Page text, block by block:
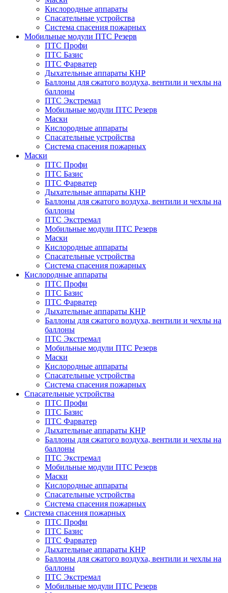
Кислородные аппараты
Спасательные устройства
Система спасения пожарных
Мобильные модули ПТС Резерв
ПТС Профи
ПТС Базис
ПТС Фарватер
Дыхательные аппараты КНР
Баллоны для сжатого воздуха, вентили и чехлы на
баллоны
ПТС Экстремал
Мобильные модули ПТС Резерв
Маски
Кислородные аппараты
Спасательные устройства
Система спасения пожарных
Маски
ПТС Профи
ПТС Базис
ПТС Фарватер
Дыхательные аппараты КНР
Баллоны для сжатого воздуха, вентили и чехлы на
баллоны
ПТС Экстремал
Мобильные модули ПТС Резерв
Маски
Кислородные аппараты
Спасательные устройства
Система спасения пожарных
Кислородные аппараты
ПТС Профи
ПТС Базис
ПТС Фарватер
Дыхательные аппараты КНР
Баллоны для сжатого воздуха, вентили и чехлы на
баллоны
ПТС Экстремал
Мобильные модули ПТС Резерв
Маски
Кислородные аппараты
Спасательные устройства
Система спасения пожарных
Спасательные устройства
ПТС Профи
ПТС Базис
ПТС Фарватер
Дыхательные аппараты КНР
Баллоны для сжатого воздуха, вентили и чехлы на
баллоны
ПТС Экстремал
Мобильные модули ПТС Резерв
Маски
Кислородные аппараты
Спасательные устройства
Система спасения пожарных
Система спасения пожарных
ПТС Профи
ПТС Базис
ПТС Фарватер
Дыхательные аппараты КНР
Баллоны для сжатого воздуха, вентили и чехлы на
баллоны
ПТС Экстремал
Мобильные модули ПТС Резерв